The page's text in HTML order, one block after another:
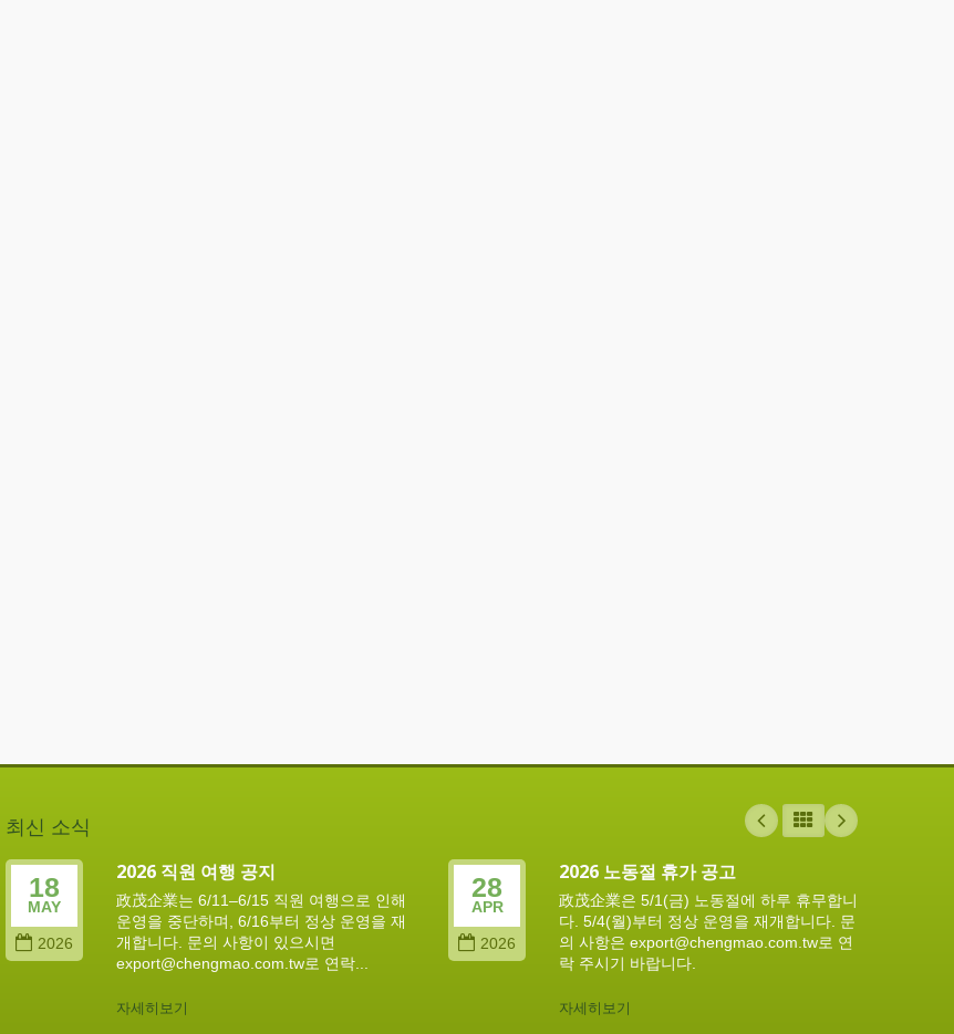
최신 소식
18
MAY
2026
2026 직원 여행 공지
政茂企業는 6/11–6/15 직원 여행으로 인해
운영을 중단하며, 6/16부터 정상 운영을 재
개합니다. 문의 사항이 있으시면
export@chengmao.com.tw로 연락...
자세히보기
28
APR
2026
2026 노동절 휴가 공고
政茂企業은 5/1(금) 노동절에 하루 휴무합니
다. 5/4(월)부터 정상 운영을 재개합니다. 문
의 사항은 export@chengmao.com.tw로 연
락 주시기 바랍니다.
자세히보기